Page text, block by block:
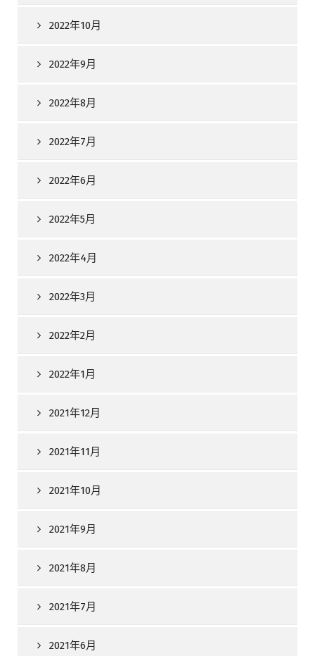
2022年10月
2022年9月
2022年8月
2022年7月
2022年6月
2022年5月
2022年4月
2022年3月
2022年2月
2022年1月
2021年12月
2021年11月
2021年10月
2021年9月
2021年8月
2021年7月
2021年6月